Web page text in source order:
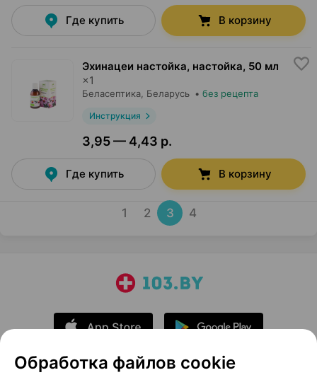
Где купить В корзину
Эхинацеи настойка, настойка, 50 мл
×1
Беласептика , Беларусь • без рецепта
Инструкция
3,95 — 4,43 р.
Где купить В корзину
1 2 3 4
Обработка файлов cookie